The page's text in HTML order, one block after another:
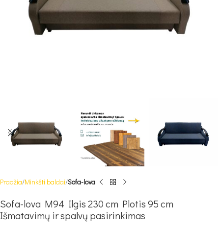
Pradžia Minkšti baldai Sofa-lova
Sofa-lova M94 Ilgis 230 cm Plotis 95 cm
Išmatavimų ir spalvų pasirinkimas